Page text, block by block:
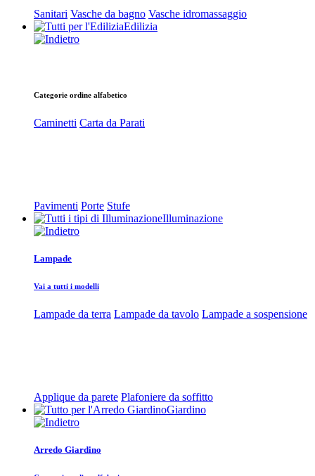
Sanitari Vasche da bagno Vasche idromassaggio
Edilizia
Categorie ordine alfabetico
Caminetti Carta da Parati
Pavimenti Porte Stufe
Illuminazione
Lampade
Vai a tutti i modelli
Lampade da terra Lampade da tavolo Lampade a sospensione
Applique da parete Plafoniere da soffitto
Giardino
Arredo Giardino